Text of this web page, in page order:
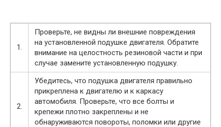
1.
Проверьте, не видны ли внешние повреждения
на установленной подушке двигателя. Обратите
внимание на целостность резиновой части и при
случае замените установленную подушку.
2.
Убедитесь, что подушка двигателя правильно
прикреплена к двигателю и к каркасу
автомобиля. Проверьте, что все болты и
крепежи плотно закреплены и не
обнаруживаются повороты, поломки или другие